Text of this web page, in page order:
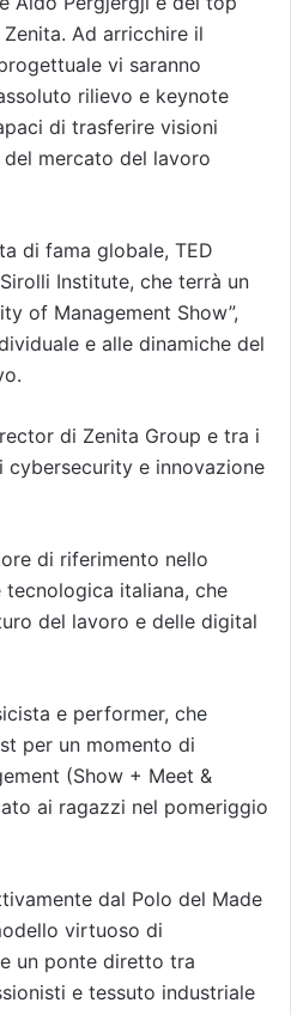
Ad arricchire il
vi saranno
rilievo e keynote
di trasferire visioni
mercato del lavoro
di fama globale, TED
Institute, che terrà un
of Management Show”,
e alle dinamiche del
di Zenita Group e tra i
cybersecurity e innovazione
di riferimento nello
tecnologica italiana, che
del lavoro e delle digital
e performer, che
per un momento di
(Show + Meet &
ai ragazzi nel pomeriggio
dal Polo del Made
virtuoso di
un ponte diretto tra
e tessuto industriale